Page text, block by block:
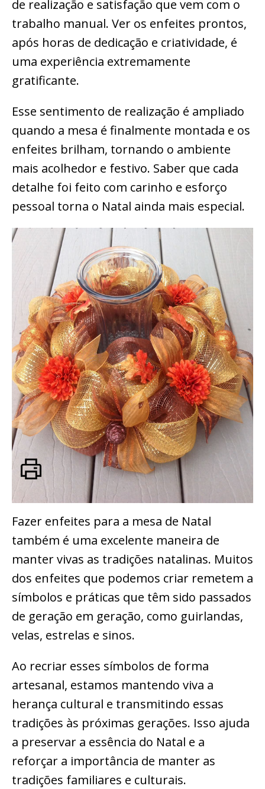
de realização e satisfação que vem com o
trabalho manual. Ver os enfeites prontos,
após horas de dedicação e criatividade, é
uma experiência extremamente
gratificante.
Esse sentimento de realização é ampliado
quando a mesa é finalmente montada e os
enfeites brilham, tornando o ambiente
mais acolhedor e festivo. Saber que cada
detalhe foi feito com carinho e esforço
pessoal torna o Natal ainda mais especial.
Fazer enfeites para a mesa de Natal
também é uma excelente maneira de
manter vivas as tradições natalinas. Muitos
dos enfeites que podemos criar remetem a
símbolos e práticas que têm sido passados
de geração em geração, como guirlandas,
velas, estrelas e sinos.
Ao recriar esses símbolos de forma
artesanal, estamos mantendo viva a
herança cultural e transmitindo essas
tradições às próximas gerações. Isso ajuda
a preservar a essência do Natal e a
reforçar a importância de manter as
tradições familiares e culturais.